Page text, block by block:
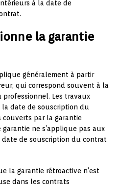
à la date de
la garantie
généralement à partir
qui correspond souvent à la
Les travaux
date de souscription du
par la garantie
ne s’applique pas aux
de souscription du contrat
la garantie rétroactive n’est
dans les contrats